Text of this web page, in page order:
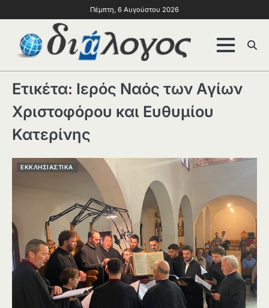
Πέμπτη, 6 Αυγούστου 2026
Ετικέτα: Ιερός Ναός των Αγίων
Χριστοφόρου και Ευθυμίου
Κατερίνης
ΕΚΚΛΗΣΙΑΣΤΙΚΑ